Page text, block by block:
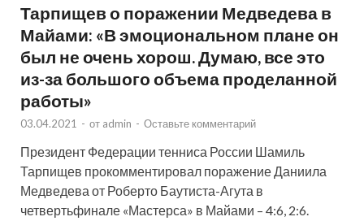
Тарпищев о поражении Медведева в
Майами: «В эмоциональном плане он
был не очень хорош. Думаю, все это
из-за большого объема проделанной
работы»
03.04.2021 - от admin - Оставьте комментарий
Президент Федерации тенниса России Шамиль
Тарпищев прокомментировал поражение Даниила
Медведева от Роберто Баутиста-Агута в
четвертьфинале «Мастерса» в Майами – 4:6, 2:6.